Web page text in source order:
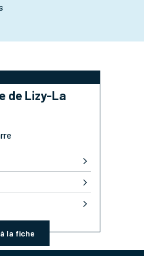
de Lizy-La
la fiche